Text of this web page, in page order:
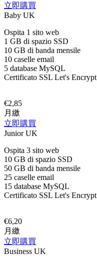
立即購買
Baby UK
Ospita 1 sito web
1 GB di spazio SSD
10 GB di banda mensile
10 caselle email
5 database MySQL
Certificato SSL Let's
€2,85
月繳
立即購買
Junior UK
Ospita 3 sito web
10 GB di spazio SSD
50 GB di banda mensile
25 caselle email
15 database MySQL
Certificato SSL Let's
€6,20
月繳
立即購買
Business UK